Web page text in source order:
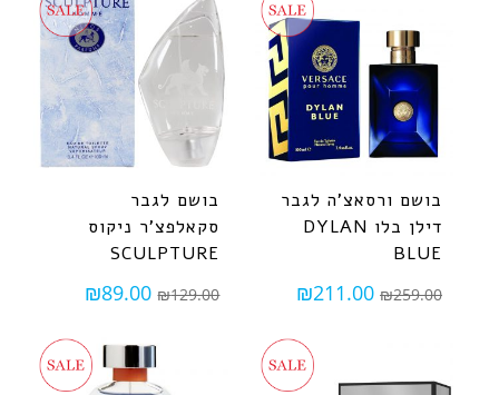
בושם ורסאצ'ה לגבר
דילן בלו DYLAN
BLUE
₪259.00
₪211.00
בושם לגבר
סקאלפצ'ר ניקוס
SCULPTURE
₪129.00
₪89.00